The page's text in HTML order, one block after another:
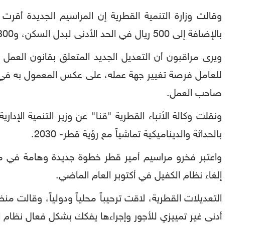
بالإضافة إلى 500 ريال في الحد الأدنى لبدل السكن، و300 في الحد الأدنى لبدل الغذاء، في حال عدم توفير المسكن والغذاء المناسبين.
ويرى مراقبون أن التعديل الجديد المتعلق بقانون
للعامل فرصة تغيير جهة عمله، على عكس المعمول به
صاحب العمل.
ونقلت وكالة الأنباء القطرية "قنا" عن وزير التنمية
بالحداثة والديناميكية تماشياً مع رؤية قطر- 2030.
واعتبر فخرو مراسيم أمير قطر خطوة جديدة وهامة في
إلغاء نظام الكفيل في أكتوبر العام الماضي.
التعديلات القطرية، لاقت ترحيباً محلياً ودولياً، وقالت
أدنى غير تمييزي للأجور وإجراءها يفكك بشكل فعال نظام